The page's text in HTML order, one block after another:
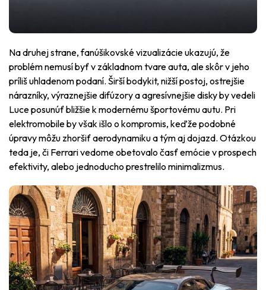
Na druhej strane, fanúšikovské vizualizácie ukazujú, že
problém nemusí byť v základnom tvare auta, ale skôr v jeho
príliš uhladenom podaní. Širší bodykit, nižší postoj, ostrejšie
nárazníky, výraznejšie difúzory a agresívnejšie disky by vedeli
Luce posunúť bližšie k modernému športovému autu. Pri
elektromobile by však išlo o kompromis, keďže podobné
úpravy môžu zhoršiť aerodynamiku a tým aj dojazd. Otázkou
teda je, či Ferrari vedome obetovalo časť emócie v prospech
efektivity, alebo jednoducho prestrelilo minimalizmus.